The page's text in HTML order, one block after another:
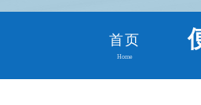
首页
Home